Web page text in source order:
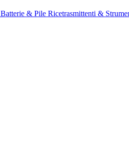
Batterie & Pile Ricetrasmittenti &